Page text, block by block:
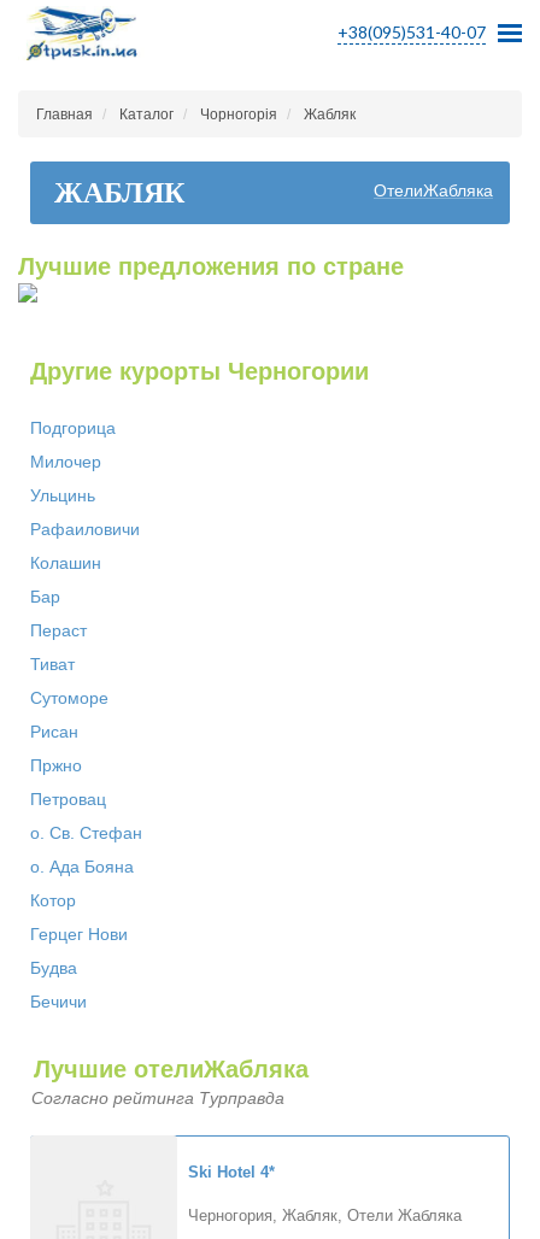
+38(095)531-40-07
Главная Каталог Чорногорія Жабляк
ЖАБЛЯК ОтелиЖабляка
Лучшие предложения по стране
Другие курорты Черногории
Подгорица
Милочер
Ульцинь
Рафаиловичи
Колашин
Бар
Пераст
Тиват
Сутоморе
Рисан
Пржно
Петровац
о. Св. Стефан
о. Ада Бояна
Котор
Герцег Нови
Будва
Бечичи
Лучшие отелиЖабляка
Согласно рейтинга Турправда
Ski Hotel 4*
Черногория, Жабляк, Отели Жабляка